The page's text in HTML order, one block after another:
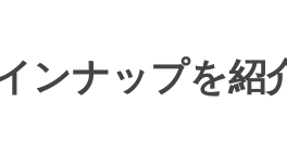
ンナップを紹